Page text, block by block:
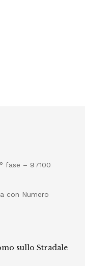
fase – 97100
con Numero
sullo Stradale